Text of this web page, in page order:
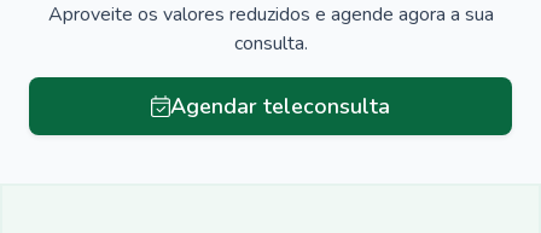
Aproveite os valores reduzidos e agende agora a sua
consulta.
Agendar teleconsulta